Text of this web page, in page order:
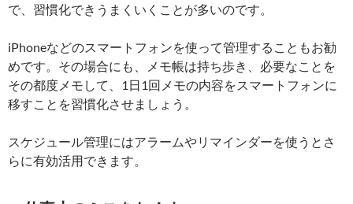
で、習慣化できうまくいくことが多いのです。
iPhoneなどのスマートフォンを使って管理することもお勧
めです。その場合にも、メモ帳は持ち歩き、必要なことを
その都度メモして、1日1回メモの内容をスマートフォンに
移すことを習慣化させましょう。
スケジュール管理にはアラームやリマインダーを使うとさ
らに有効活用できます。